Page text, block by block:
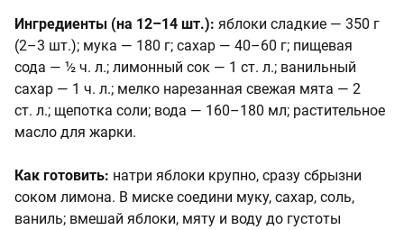
Ингредиенты (на 12–14 шт.): яблоки сладкие — 350 г
(2–3 шт.); мука — 180 г; сахар — 40–60 г; пищевая
сода — ½ ч. л.; лимонный сок — 1 ст. л.; ванильный
сахар — 1 ч. л.; мелко нарезанная свежая мята — 2
ст. л.; щепотка соли; вода — 160–180 мл; растительное
масло для жарки.
Как готовить: натри яблоки крупно, сразу сбрызни
соком лимона. В миске соедини муку, сахар, соль,
ваниль; вмешай яблоки, мяту и воду до густоты